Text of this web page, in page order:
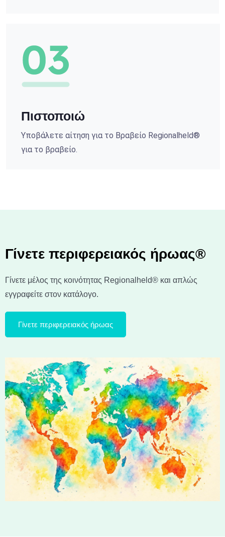
Πιστοποιώ
Υποβάλετε αίτηση για το Βραβείο Regionalheld®
για το βραβείο.
Γίνετε περιφερειακός ήρωας®
Γίνετε μέλος της κοινότητας Regionalheld® και απλώς
εγγραφείτε στον κατάλογο.
Γίνετε περιφερειακός ήρωας